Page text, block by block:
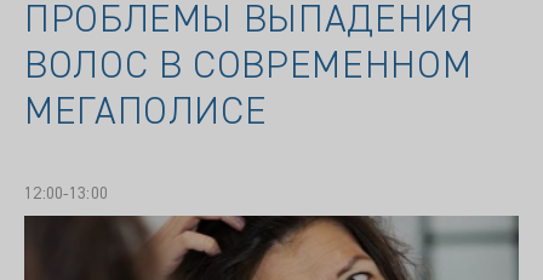
ПРОБЛЕМЫ ВЫПАДЕНИЯ
ВОЛОС В СОВРЕМЕННОМ
МЕГАПОЛИСЕ
12:00-13:00